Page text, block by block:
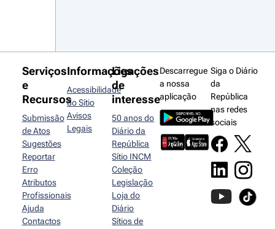
Serviços
e
Recursos
Submissão
de Atos
Sugestões
Reportar
Erro
Atributos
Profissionais
Ajuda
Contactos
Informações
Acessibilidade
do Sítio
Avisos
Legais
Ligações
de
interesse
50 anos do
Diário da
República
Sítio INCM
Coleção
Legislação
Loja do
Diário
Sítios de
Descarregue
a nossa
aplicação
Siga o Diário
da
República
nas redes
sociais